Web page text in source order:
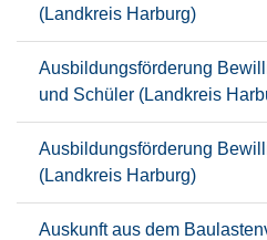
(Landkreis Harburg)
Ausbildungsförderung
und Schüler (Landkreis
Ausbildungsförderung
(Landkreis Harburg)
Auskunft aus dem